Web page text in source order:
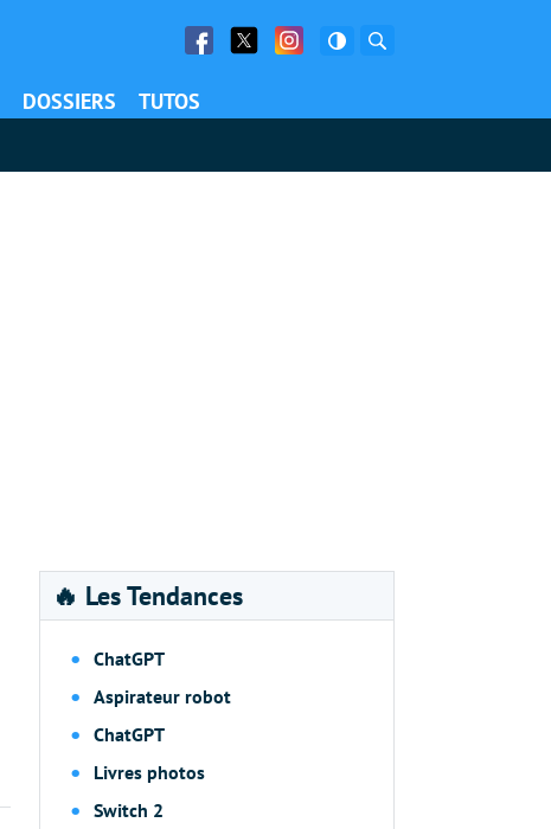
Facebook
Twitter Facebook
DOSSIERS TUTOS
🔥 Les Tendances
ChatGPT
Aspirateur robot
ChatGPT
Livres photos
Switch 2